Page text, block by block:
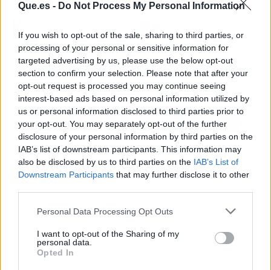
Que.es - Do Not Process My Personal Information
If you wish to opt-out of the sale, sharing to third parties, or
processing of your personal or sensitive information for
targeted advertising by us, please use the below opt-out
section to confirm your selection. Please note that after your
opt-out request is processed you may continue seeing
interest-based ads based on personal information utilized by
us or personal information disclosed to third parties prior to
your opt-out. You may separately opt-out of the further
disclosure of your personal information by third parties on the
IAB’s list of downstream participants. This information may
also be disclosed by us to third parties on the IAB’s List of
Downstream Participants that may further disclose it to other
Personal Data Processing Opt Outs
I want to opt-out of the Sharing of my
personal data.
Opted In
Artículo anterior
ya es el sexto país
europeo con más
financiación para
startups
Artículo siguiente
retráctil de Oppo evita
que las lentes
sobresalgan del cuerpo
del móvil